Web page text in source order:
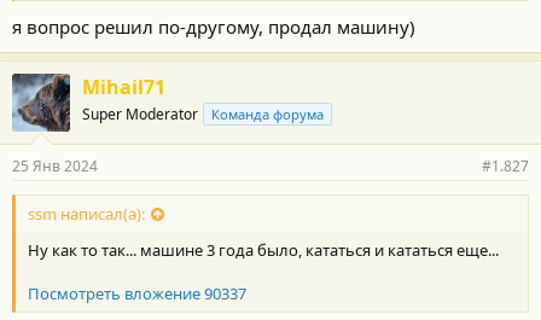
я вопрос решил по-другому, продал машину)
Mihail71
Super Moderator Команда форума
25 Янв 2024 #1.827
ssm написал(а):
Ну как то так... машине 3 года было, кататься и кататься еще...
Посмотреть вложение 90337